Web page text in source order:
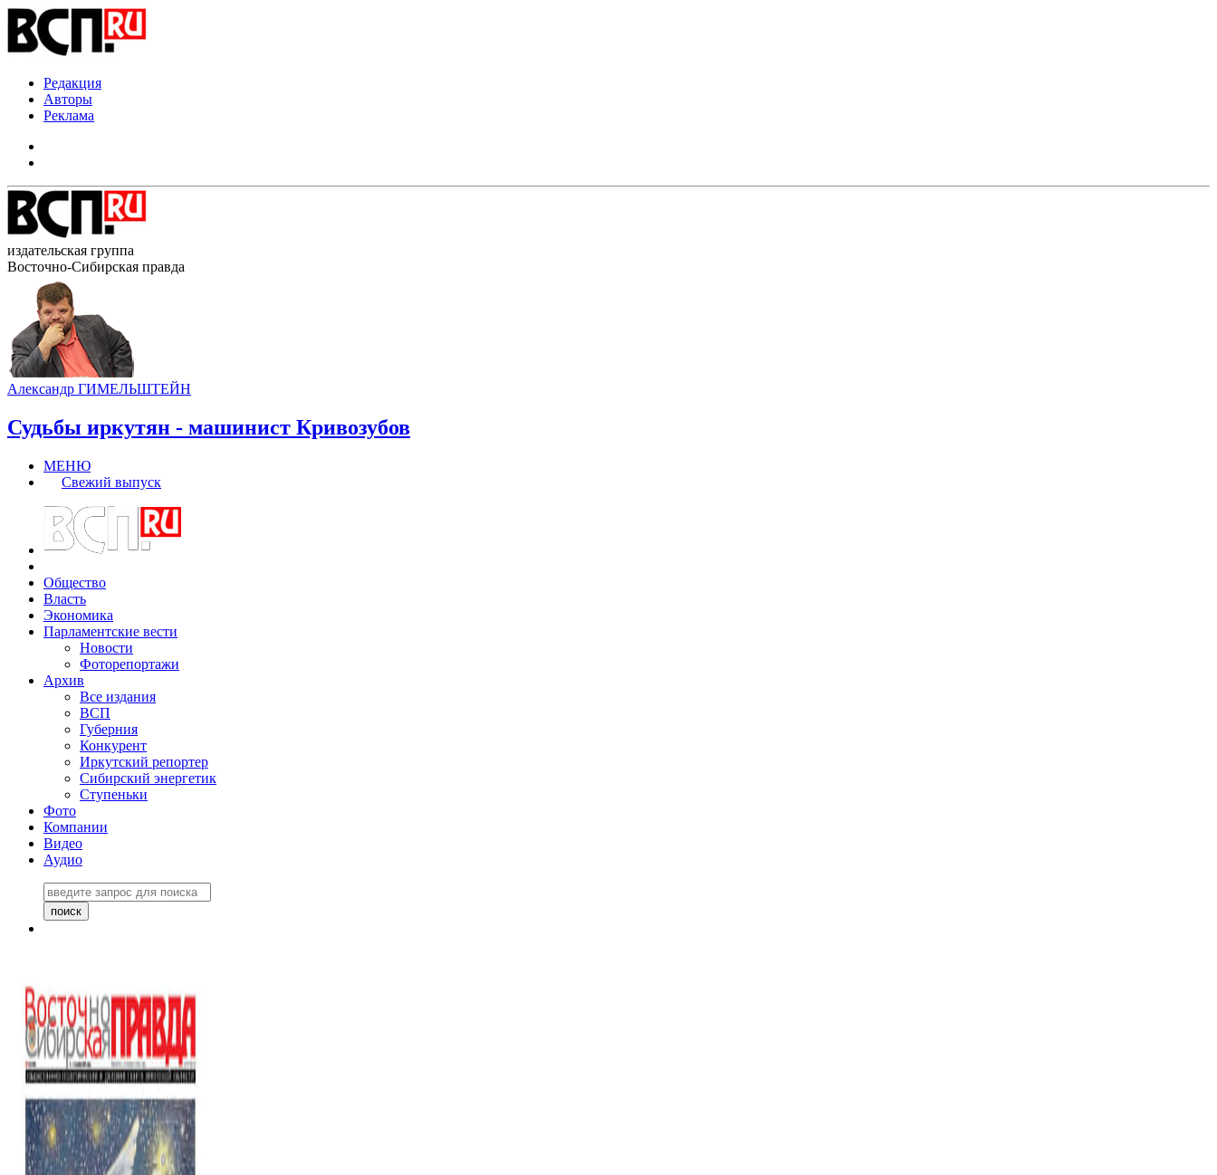
Редакция
Авторы
Реклама
издательская группа
Восточно-Сибирская правда
Александр ГИМЕЛЬШТЕЙН
Судьбы иркутян - машинист Кривозубов
МЕНЮ
Свежий выпуск
Общество
Власть
Экономика
Парламентские вести
Новости
Фоторепортажи
Архив
Все издания
ВСП
Губерния
Конкурент
Иркутский репортер
Сибирский энергетик
Ступеньки
Фото
Компании
Видео
Аудио